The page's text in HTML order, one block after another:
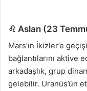
♌ Aslan (23
Mars’ın İkizler’e
bağlantılarını aktive
arkadaşlık, grup
gelebilir. Uranüs’ün